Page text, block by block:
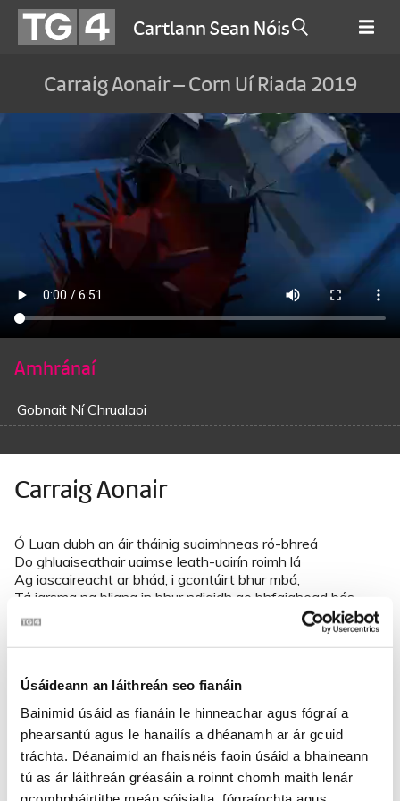
Úsáideann an láithreán seo fianáin
Bainimid úsáid as fianáin le hinneachar agus fógraí a
phearsantú agus le hanailís a dhéanamh ar ár gcuid
tráchta. Déanaimid an fhaisnéis faoin úsáid a bhaineann
tú as ár láithreán gréasáin a roinnt chomh maith lenár
Cartlann Sean Nóis
Carraig Aonair – Corn Uí Riada 2019
Amhránaí
Gobnait Ní Chrualaoi
Carraig Aonair
Ó Luan dubh an áir tháinig suaimhneas ró-bhreá
Do ghluaiseathair uaimse leath-uairín roimh lá
Ag iascaireacht ar bhád, i gcontúirt bhur mbá,
Tá iarsma na bliana in bhur ndiaidh go bhfaighead bás.
‘Sé Dónal mo mhaoin an té ab óige dem’ chlainn,
Gan tapa gan bhrí, gan anam ‘na chroí
‘Sé Cormac mo stór, rogha na bhfear óg
A bhí mómhuil maiseach múinte géarchumtha go leor.
Do scríobh sé ar a’ gcóir leis an mbúcla a bhí ina bhróig
Gurbh í Carraig Aonair a chéile go deo.